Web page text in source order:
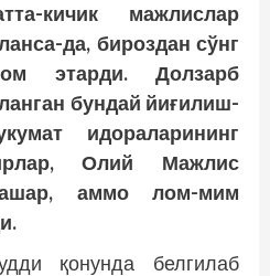
кичик мажлислар
да, бироздан сўнг
этарди. Долзарб
бундай йиғилиш­
идораларининг
Олий Мажлис
аммо лом-мим
қонунда белгилаб